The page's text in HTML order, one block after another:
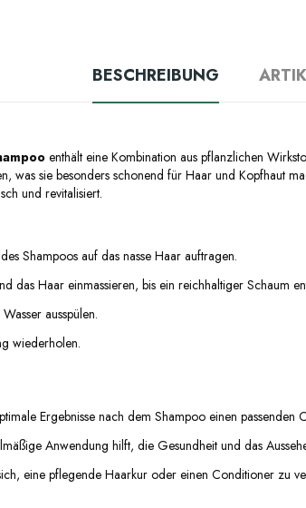
BESCHREIBUNG
enthält eine Kombination aus pflanzlichen
was sie besonders schonend für Haar und Kopfhaut
und revitalisiert.
Shampoos auf das nasse Haar auftragen.
das Haar einmassieren, bis ein reichhaltiger Schaum
ausspülen.
wiederholen.
Ergebnisse nach dem Shampoo einen passenden
Anwendung hilft, die Gesundheit und das
eine pflegende Haarkur oder einen Conditioner zu